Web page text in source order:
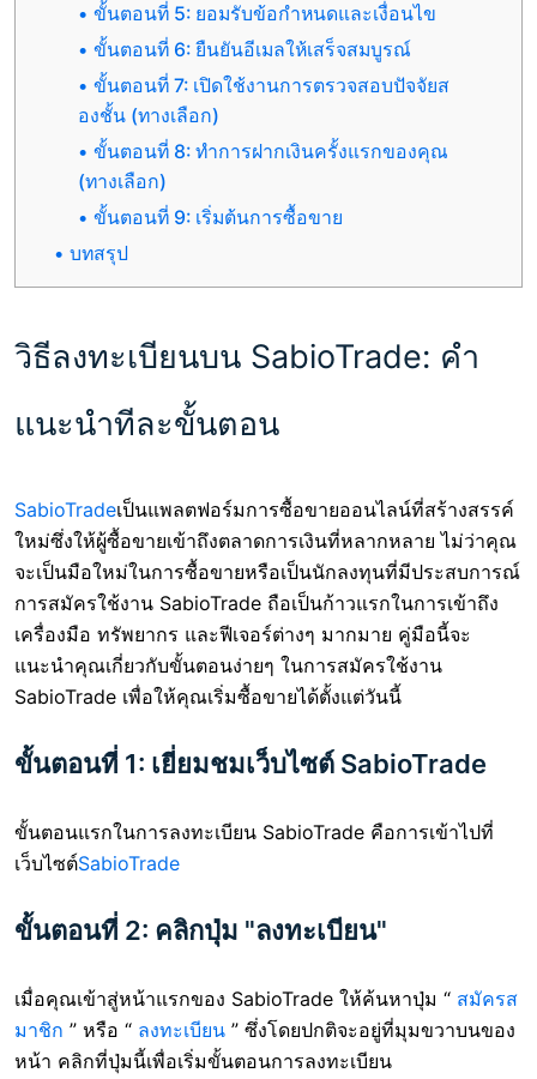
ขั้นตอนที่ 5: ยอมรับข้อกำหนดและเงื่อนไข
ขั้นตอนที่ 6: ยืนยันอีเมลให้เสร็จสมบูรณ์
ขั้นตอนที่ 7: เปิดใช้งานการตรวจสอบปัจจัยส
องชั้น (ทางเลือก)
ขั้นตอนที่ 8: ทำการฝากเงินครั้งแรกของคุณ
(ทางเลือก)
ขั้นตอนที่ 9: เริ่มต้นการซื้อขาย
บทสรุป
วิธีลงทะเบียนบน SabioTrade: คำ
แนะนำทีละขั้นตอน
SabioTradeเป็นแพลตฟอร์มการซื้อขายออนไลน์ที่สร้างสรรค์
ใหม่ซึ่งให้ผู้ซื้อขายเข้าถึงตลาดการเงินที่หลากหลาย ไม่ว่าคุณ
จะเป็นมือใหม่ในการซื้อขายหรือเป็นนักลงทุนที่มีประสบการณ์
การสมัครใช้งาน SabioTrade ถือเป็นก้าวแรกในการเข้าถึง
เครื่องมือ ทรัพยากร และฟีเจอร์ต่างๆ มากมาย คู่มือนี้จะ
แนะนำคุณเกี่ยวกับขั้นตอนง่ายๆ ในการสมัครใช้งาน
SabioTrade เพื่อให้คุณเริ่มซื้อขายได้ตั้งแต่วันนี้
ขั้นตอนที่ 1: เยี่ยมชมเว็บไซต์ SabioTrade
ขั้นตอนแรกในการลงทะเบียน SabioTrade คือการเข้าไปที่
เว็บไซต์SabioTrade
ขั้นตอนที่ 2: คลิกปุ่ม "ลงทะเบียน"
เมื่อคุณเข้าสู่หน้าแรกของ SabioTrade ให้ค้นหาปุ่ม “ สมัครส
มาชิก ” หรือ “ ลงทะเบียน ” ซึ่งโดยปกติจะอยู่ที่มุมขวาบนของ
หน้า คลิกที่ปุ่มนี้เพื่อเริ่มขั้นตอนการลงทะเบียน